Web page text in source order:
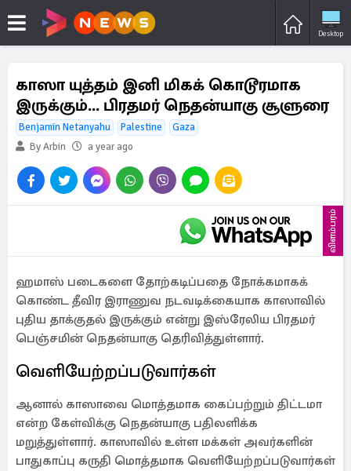
Desktop
காஸா யுத்தம் இனி மிகக் கொடூரமாக
இருக்கும்... பிரதமர் நெதன்யாகு சூளுரை
Benjamin Netanyahu Palestine
Gaza
By Arbin
a year ago
விளம்பரம்
ஹமாஸ் படைகளை தோற்கடிப்பதை நோக்கமாகக்
கொண்ட தீவிர இராணுவ நடவடிக்கையாக காஸாவில்
புதிய தாக்குதல் இருக்கும் என்று இஸ்ரேலிய பிரதமர்
பெஞ்சமின் நெதன்யாகு தெரிவித்துள்ளார்.
வெளியேற்றப்படுவார்கள்
ஆனால் காஸாவை மொத்தமாக கைப்பற்றும் திட்டமா
என்ற கேள்விக்கு நெதன்யாகு பதிலளிக்க
மறுத்துள்ளார். காஸாவில் உள்ள மக்கள் அவர்களின்
பாதுகாப்பு கருதி மொத்தமாக வெளியேற்றப்படுவார்கள்